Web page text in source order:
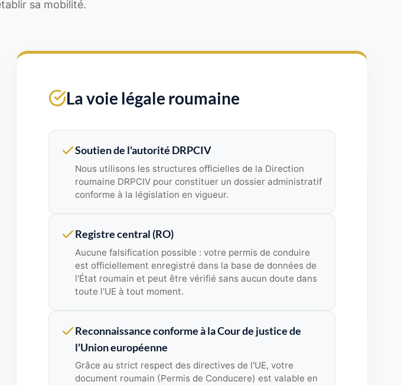
sa mobilité.
La voie légale roumaine
Soutien de l'autorité DRPCIV
Nous utilisons les structures officielles de la Direction
roumaine DRPCIV pour constituer un dossier administratif
conforme à la législation en vigueur.
Registre central (RO)
Aucune falsification possible : votre permis de conduire
est officiellement enregistré dans la base de données de
l'État roumain et peut être vérifié sans aucun doute dans
toute l'UE à tout moment.
Reconnaissance conforme à la Cour de justice de
l'Union européenne
Grâce au strict respect des directives de l'UE, votre
document roumain (Permis de Conducere) est valable en